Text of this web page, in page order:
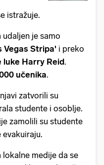
istražuje.
udaljen je samo
Vegas Stripa' i preko
luke Harry Reid.
učenika.
zatvorili su
studente i osoblje.
zamolili su studente
medije da se